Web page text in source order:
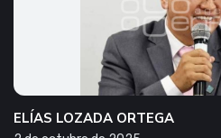
ELÍAS LOZADA ORTEGA